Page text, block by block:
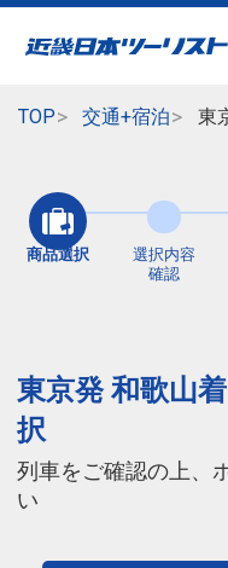
TOP 交通+宿泊 東
商品選択
選択内容
確認
東京発 和歌山
択
列車をご確認の上、
い